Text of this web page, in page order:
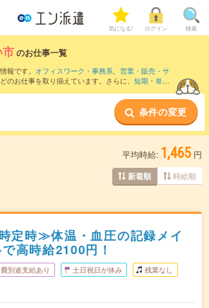
気になる! ログイン 検索
市のお仕事一覧
報です。 オフィスワーク・事務系、 営業・販売・サ
のお仕事を取り揃えています。さらに、 短期 ・ 単発
など隣接エリアのお仕事もご確認
条件の変更
平均時給: 1,465 円
新着順 時給順
定時≫体温・血圧の記録メイ
高時給2100円！
別途支給あり 土日祝日が休み 残業なし